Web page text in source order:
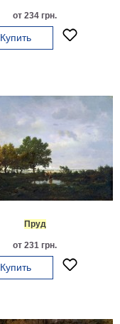
от 234 грн.
Купить
Пруд
от 231 грн.
Купить